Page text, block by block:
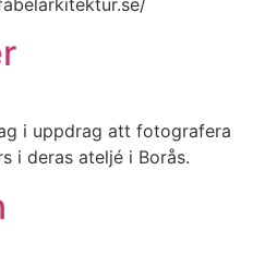
i uppdrag att fotografera
i deras ateljé i Borås.